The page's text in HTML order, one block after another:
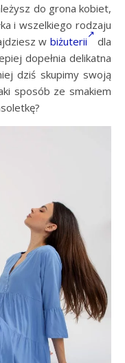
do grona kobiet,
i wszelkiego rodzaju
w biżuterii
dla
dopełnia delikatna
dziś skupimy swoją
sposób ze smakiem